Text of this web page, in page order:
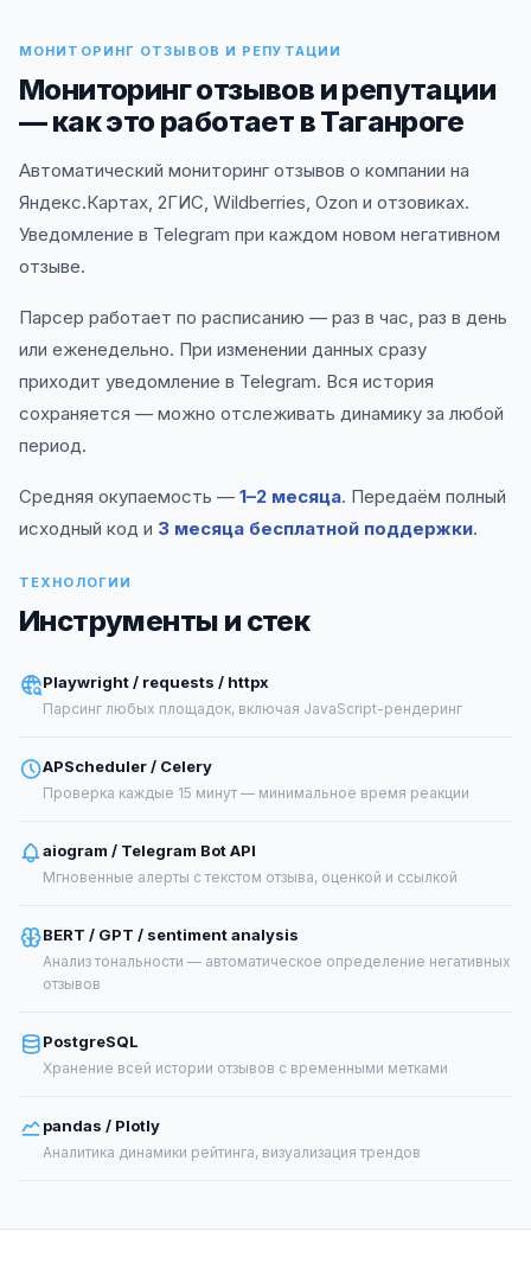
МОНИТОРИНГ ОТЗЫВОВ И РЕПУТАЦИИ
Мониторинг отзывов и репутации
— как это работает в Таганроге
Автоматический мониторинг отзывов о компании на
Яндекс.Картах, 2ГИС, Wildberries, Ozon и отзовиках.
Уведомление в Telegram при каждом новом негативном
отзыве.
Парсер работает по расписанию — раз в час, раз в день
или еженедельно. При изменении данных сразу
приходит уведомление в Telegram. Вся история
сохраняется — можно отслеживать динамику за любой
период.
Средняя окупаемость — 1–2 месяца. Передаём полный
исходный код и 3 месяца бесплатной поддержки.
ТЕХНОЛОГИИ
Инструменты и стек
Playwright / requests / httpx
Парсинг любых площадок, включая JavaScript-рендеринг
APScheduler / Celery
Проверка каждые 15 минут — минимальное время реакции
aiogram / Telegram Bot API
Мгновенные алерты с текстом отзыва, оценкой и ссылкой
BERT / GPT / sentiment analysis
Анализ тональности — автоматическое определение негативных
отзывов
PostgreSQL
Хранение всей истории отзывов с временными метками
pandas / Plotly
Аналитика динамики рейтинга, визуализация трендов